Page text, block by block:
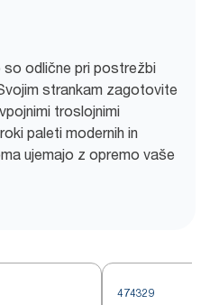
odlične pri postrežbi
strankam zagotovite
troslojnimi
paleti modernih in
ujemajo z opremo vaše
474329